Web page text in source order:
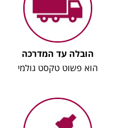
הובלה עד המדרכה
הוא פשוט טקסט גולמי